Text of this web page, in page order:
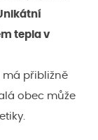
tepla v
má přibližně
obec může